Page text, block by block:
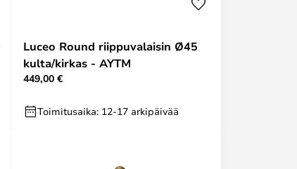
Luceo Round riippuvalaisin Ø45
kulta/kirkas - AYTM
449,00 €
Toimitusaika: 12-17 arkipäivää